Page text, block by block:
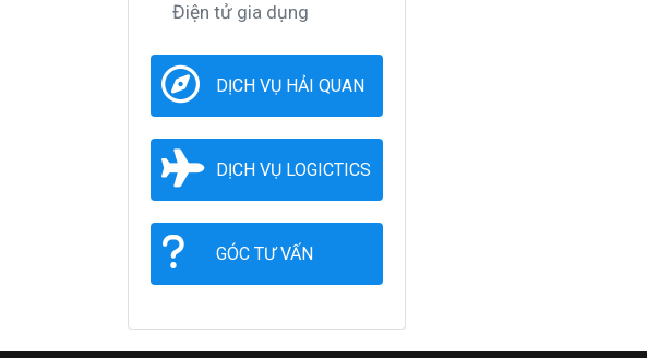
Điện tử gia dụng
DỊCH VỤ HẢI QUAN
DỊCH VỤ LOGICTICS
GÓC TƯ VẤN